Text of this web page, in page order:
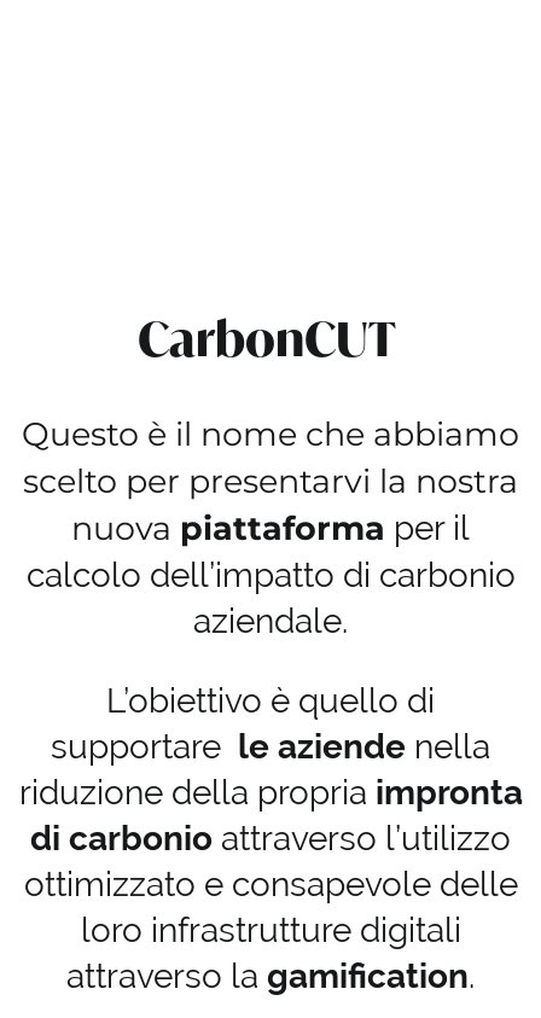
CarbonCUT
Questo è il nome che abbiamo
scelto per presentarvi la nostra
nuova piattaforma per il
calcolo dell’impatto di carbonio
aziendale.
L’obiettivo è quello di
supportare le aziende nella
riduzione della propria impronta
di carbonio attraverso l’utilizzo
ottimizzato e consapevole delle
loro infrastrutture digitali
attraverso la gamification.